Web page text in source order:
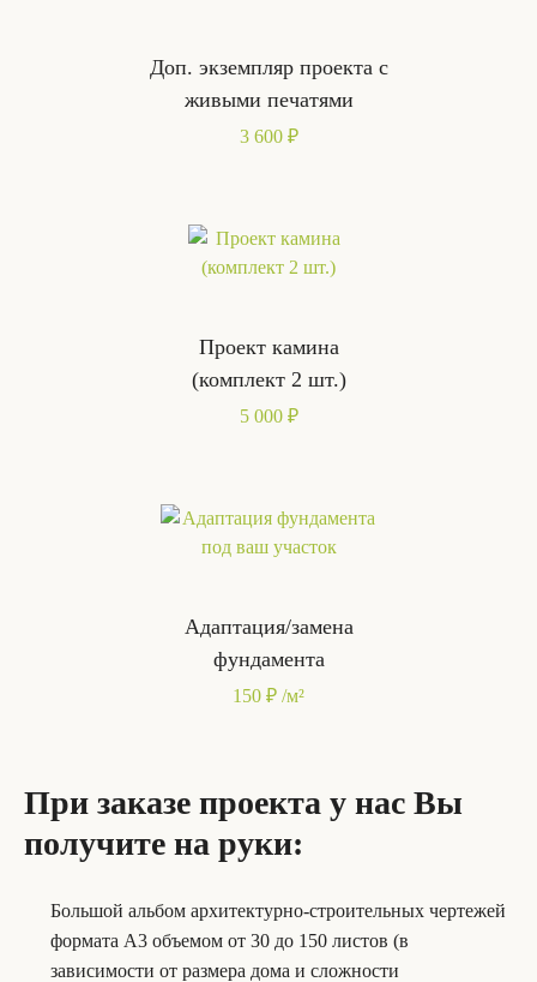
Доп. экземпляр проекта с
живыми печатями
3 600 ₽
Проект камина
(комплект 2 шт.)
5 000 ₽
Адаптация/замена
фундамента
150 ₽ /м²
При заказе проекта у нас Вы
получите на руки:
Большой альбом архитектурно-строительных чертежей
формата А3 объемом от 30 до 150 листов (в
зависимости от размера дома и сложности